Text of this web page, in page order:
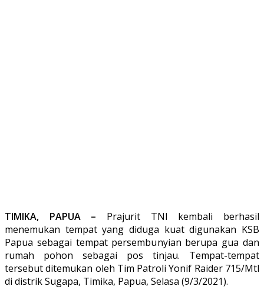
TIMIKA, PAPUA – Prajurit TNI kembali berhasil
menemukan tempat yang diduga kuat digunakan KSB
Papua sebagai tempat persembunyian berupa gua dan
rumah pohon sebagai pos tinjau. Tempat-tempat
tersebut ditemukan oleh Tim Patroli Yonif Raider 715/Mtl
di distrik Sugapa, Timika, Papua, Selasa (9/3/2021).